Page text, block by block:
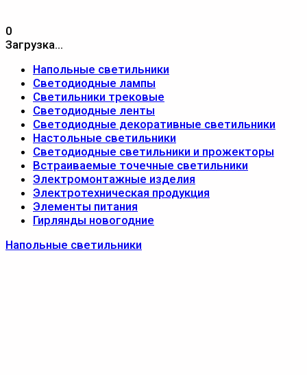
0
Загрузка...
Напольные светильники
Светодиодные лампы
Светильники трековые
Светодиодные ленты
Светодиодные декоративные светильники
Настольные светильники
Светодиодные светильники и прожекторы
Встраиваемые точечные светильники
Электромонтажные изделия
Электротехническая продукция
Элементы питания
Гирлянды новогодние
Напольные светильники